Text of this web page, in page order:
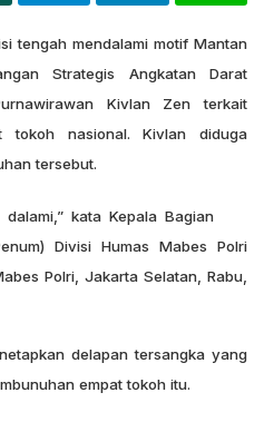
tengah mendalami motif Mantan
Strategis Angkatan Darat
Kivlan Zen terkait
tokoh nasional. Kivlan diduga
tersebut.
kata Kepala Bagian
Divisi Humas Mabes Polri
Polri, Jakarta Selatan, Rabu,
delapan tersangka yang
empat tokoh itu.